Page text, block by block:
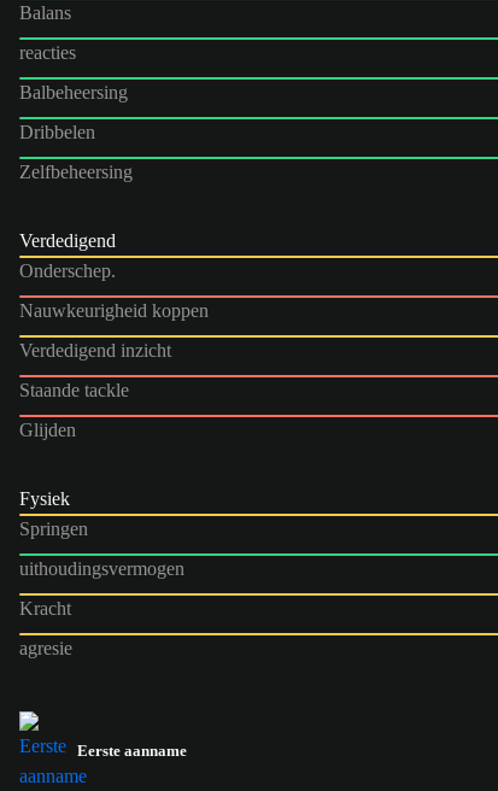
Balans
reacties
Balbeheersing
Dribbelen
Zelfbeheersing
Verdedigend
Onderschep.
Nauwkeurigheid koppen
Verdedigend inzicht
Staande tackle
Glijden
Fysiek
Springen
uithoudingsvermogen
Kracht
agresie
Eerste aanname